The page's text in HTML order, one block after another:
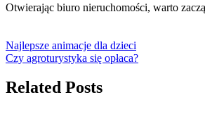
Otwierając biuro nieruchomości, warto
Najlepsze animacje dla dzieci
Czy agroturystyka się opłaca?
Related Posts